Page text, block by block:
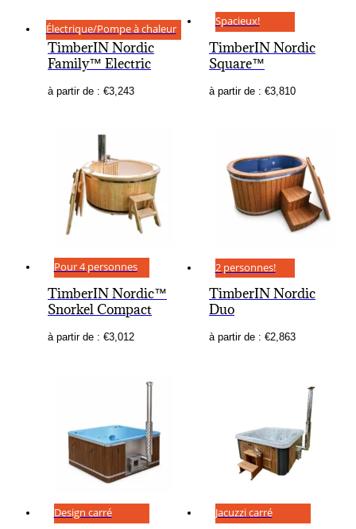
Électrique/Pompe à chaleur
TimberIN Nordic
Family™ Electric
à partir de : €3,243
Spacieux!
TimberIN Nordic
Square™
à partir de : €3,810
Pour 4 personnes
TimberIN Nordic™
Snorkel Compact
à partir de : €3,012
2 personnes!
TimberIN Nordic
Duo
à partir de : €2,863
Design carré Jacuzzi carré